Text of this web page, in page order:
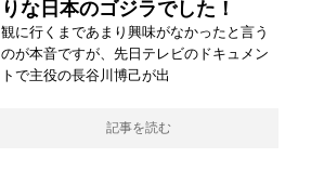
りな日本のゴジラでした！
観に行くまであまり興味がなかったと言う
のが本音ですが、先日テレビのドキュメン
トで主役の長谷川博己が出
記事を読む